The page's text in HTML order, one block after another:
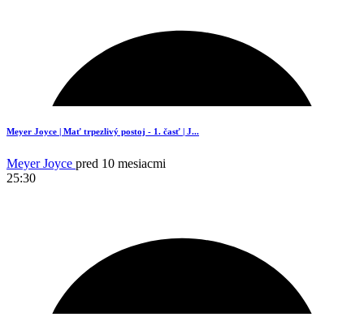
Meyer Joyce | Mať trpezlivý postoj - 1. časť | J...
Meyer Joyce pred 10 mesiacmi
25:30